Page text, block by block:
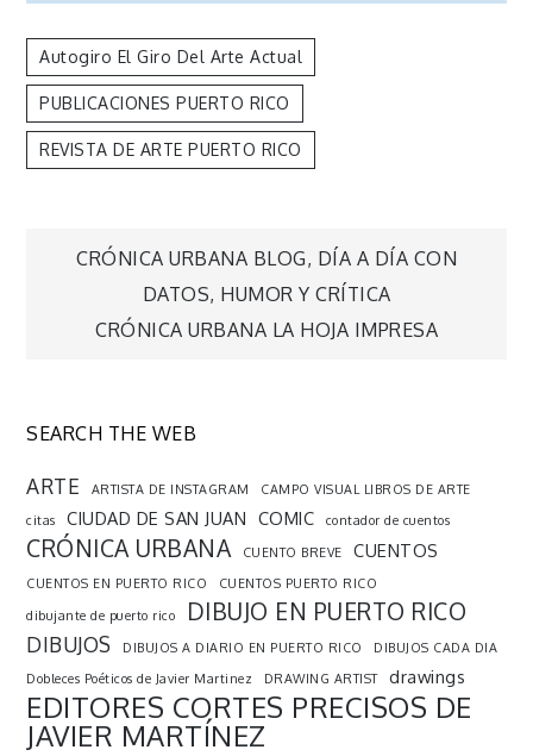
Autogiro El Giro Del Arte Actual
PUBLICACIONES PUERTO RICO
REVISTA DE ARTE PUERTO RICO
Navegación
de
CRÓNICA URBANA BLOG, DÍA A DÍA CON
DATOS, HUMOR Y CRÍTICA
CRÓNICA URBANA LA HOJA IMPRESA
SEARCH THE WEB
ARTE ARTISTA DE INSTAGRAM
CAMPO VISUAL LIBROS DE ARTE
citas
CIUDAD DE SAN JUAN COMIC contador de cuentos
CRÓNICA URBANA CUENTO BREVE CUENTOS
CUENTOS EN PUERTO RICO
CUENTOS PUERTO RICO
dibujante de puerto rico
DIBUJO EN PUERTO RICO
DIBUJOS DIBUJOS A DIARIO EN PUERTO RICO
DIBUJOS CADA DIA
Dobleces Poéticos de Javier Martinez
DRAWING ARTIST drawings
EDITORES CORTES PRECISOS DE
JAVIER MARTÍNEZ